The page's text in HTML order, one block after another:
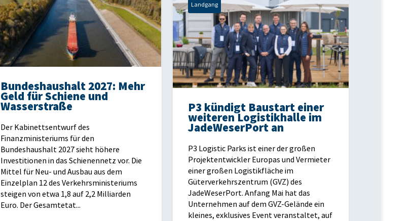
Bundeshaushalt 2027: Mehr
Geld für Schiene und
Wasserstraße
Der Kabinettsentwurf des
Finanzministeriums für den
Bundeshaushalt 2027 sieht höhere
Investitionen in das Schienennetz vor. Die
Mittel für Neu- und Ausbau aus dem
Einzelplan 12 des Verkehrsministeriums
steigen von etwa 1,8 auf 2,2 Milliarden
Euro. Der Gesamtetat...
Landgang
P3 kündigt Baustart einer
weiteren Logistikhalle im
JadeWeserPort an
P3 Logistic Parks ist einer der großen
Projektentwickler Europas und Vermieter
einer großen Logistikfläche im
Güterverkehrszentrum (GVZ) des
JadeWeserPort. Anfang Mai hat das
Unternehmen auf dem GVZ-Gelände ein
kleines, exklusives Event veranstaltet, auf